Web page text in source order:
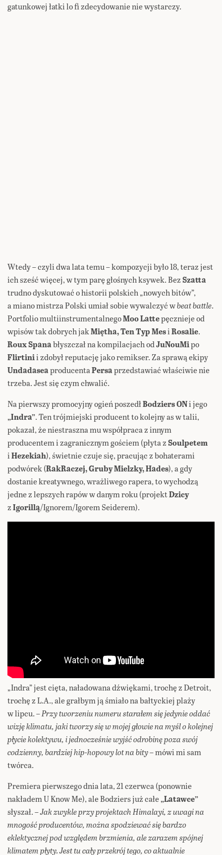
gatunkowej łatki lo fi zdecydowanie nie wystarczy.
Wtedy – czyli dwa lata temu – kompozycji było 18, teraz jest
ich sześć więcej, w tym parę głośnych ksywek. BezSzatta
trudno dyskutować o historii polskich „nowych bitów”,
a miano mistrza Polski umiał sobie wywalczyć wbeat battle.
Portfolio multiinstrumentalnegoMoo Lattepęcznieje od
wpisów tak dobrych jakMiętha, Ten Typ MesiRosalie.
Roux Spanabłyszczał na kompilacjach odJuNouMipo
Flirtinii zdobył reputację jako remikser. Za sprawą ekipy
UndadaseaproducentaPersaprzedstawiać właściwie nie
trzeba. Jest się czym chwalić.
Na pierwszy promocyjny ogień poszedłBodziers ONi jego
„Indra”. Ten trójmiejski producent to kolejny as w talii,
pokazał, że niestraszna mu współpraca z innym
producentem i zagranicznym gościem (płyta zSoulpetem
iHezekiah), świetnie czuje się, pracując z bohaterami
podwórek (RakRaczej, Gruby Mielzky, Hades), a gdy
dostanie kreatywnego, wrażliwego rapera, to wychodzą
jedne z lepszych rapów w danym roku (projektDzicy
zIgorillą/Ignorem/Igorem Seiderem).
„Indra” jest cięta, naładowana dźwiękami, trochę z Detroit,
trochę z L.A., ale grałbym ją śmiało na bałtyckiej plaży
w lipcu. –Przy tworzeniu numeru starałem się jedynie oddać
wizję klimatu, jaki tworzy się w mojej głowie na myśl o kolejnej
płycie kolektywu, i jednocześnie wyjść odrobinę poza swój
codzienny, bardziej hip-hopowy lot na bity– mówi mi sam
twórca.
Premiera pierwszego dnia lata, 21 czerwca (ponownie
nakładem U Know Me), ale Bodziers już całe„Latawce”
słyszał. –Jak zwykle przy projektach Himalayi, z uwagi na
mnogość producentów, można spodziewać się bardzo
eklektycznej pod względem brzmienia, ale zarazem spójnej
klimatem płyty. Jest tu cały przekrój tego, co aktualnie